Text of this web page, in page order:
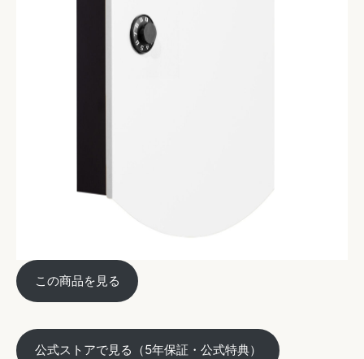
この商品を見る
公式ストアで見る（5年保証・公式特典）